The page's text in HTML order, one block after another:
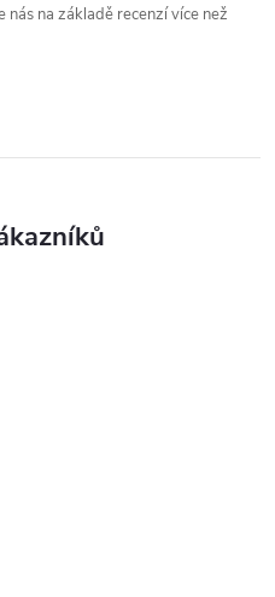
nás na základě recenzí více než